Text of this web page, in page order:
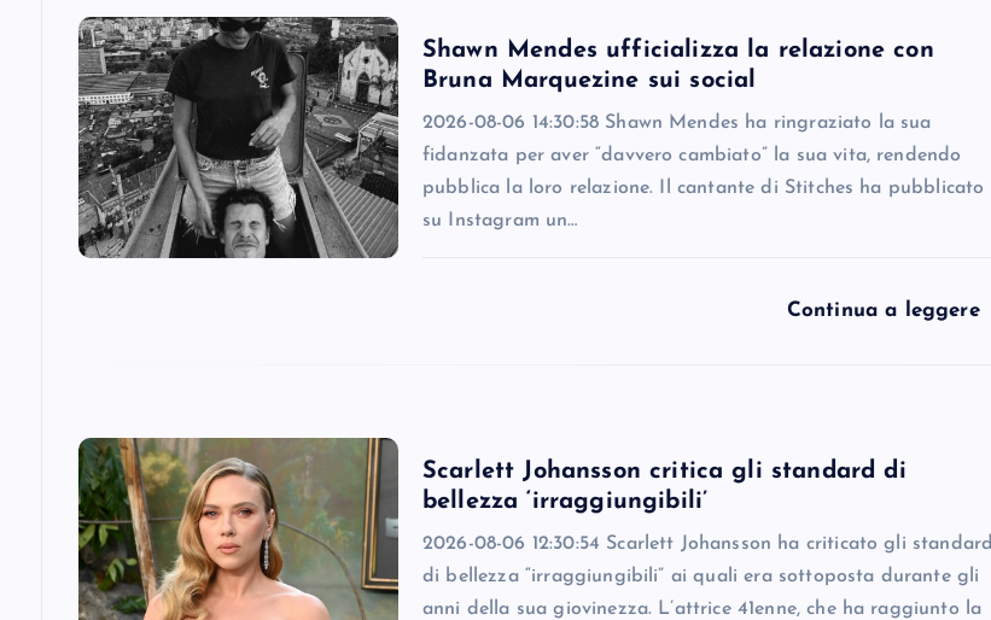
Shawn Mendes ufficializza la relazione con
Bruna Marquezine sui social
2026-08-06 14:30:58 Shawn Mendes ha ringraziato la sua
fidanzata per aver “davvero cambiato” la sua vita, rendendo
pubblica la loro relazione. Il cantante di Stitches ha pubblicato
su Instagram un…
Continua a leggere
Scarlett Johansson critica gli standard di
bellezza ‘irraggiungibili’
2026-08-06 12:30:54 Scarlett Johansson ha criticato gli standard
di bellezza “irraggiungibili” ai quali era sottoposta durante gli
anni della sua giovinezza. L’attrice 41enne, che ha raggiunto la